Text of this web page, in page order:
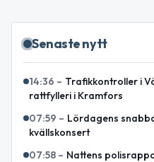
Senaste nytt
14:36 – Trafikkontroller i
rattfylleri i Kramfors
07:59 – Lördagens
kvällskonsert
07:58 – Nattens